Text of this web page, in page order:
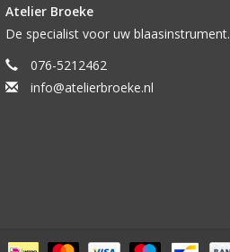
Atelier Broeke
De specialist voor uw blaasinstrument.
076-5212462
info@atelierbroeke.nl